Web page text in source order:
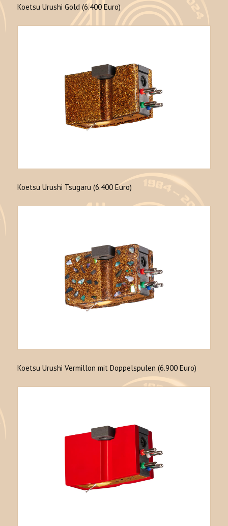
Koetsu Urushi Gold (6.400 Euro)
Koetsu Urushi Tsugaru (6.400 Euro)
Koetsu Urushi Vermillon mit Doppelspulen (6.900 Euro)